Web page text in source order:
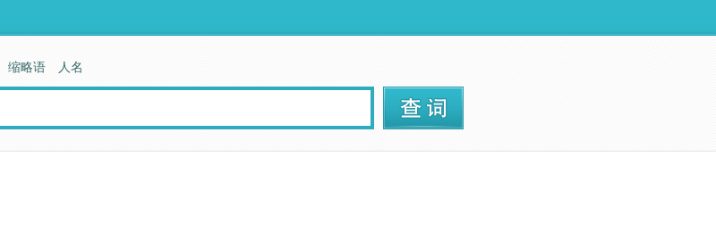
缩略语 人名